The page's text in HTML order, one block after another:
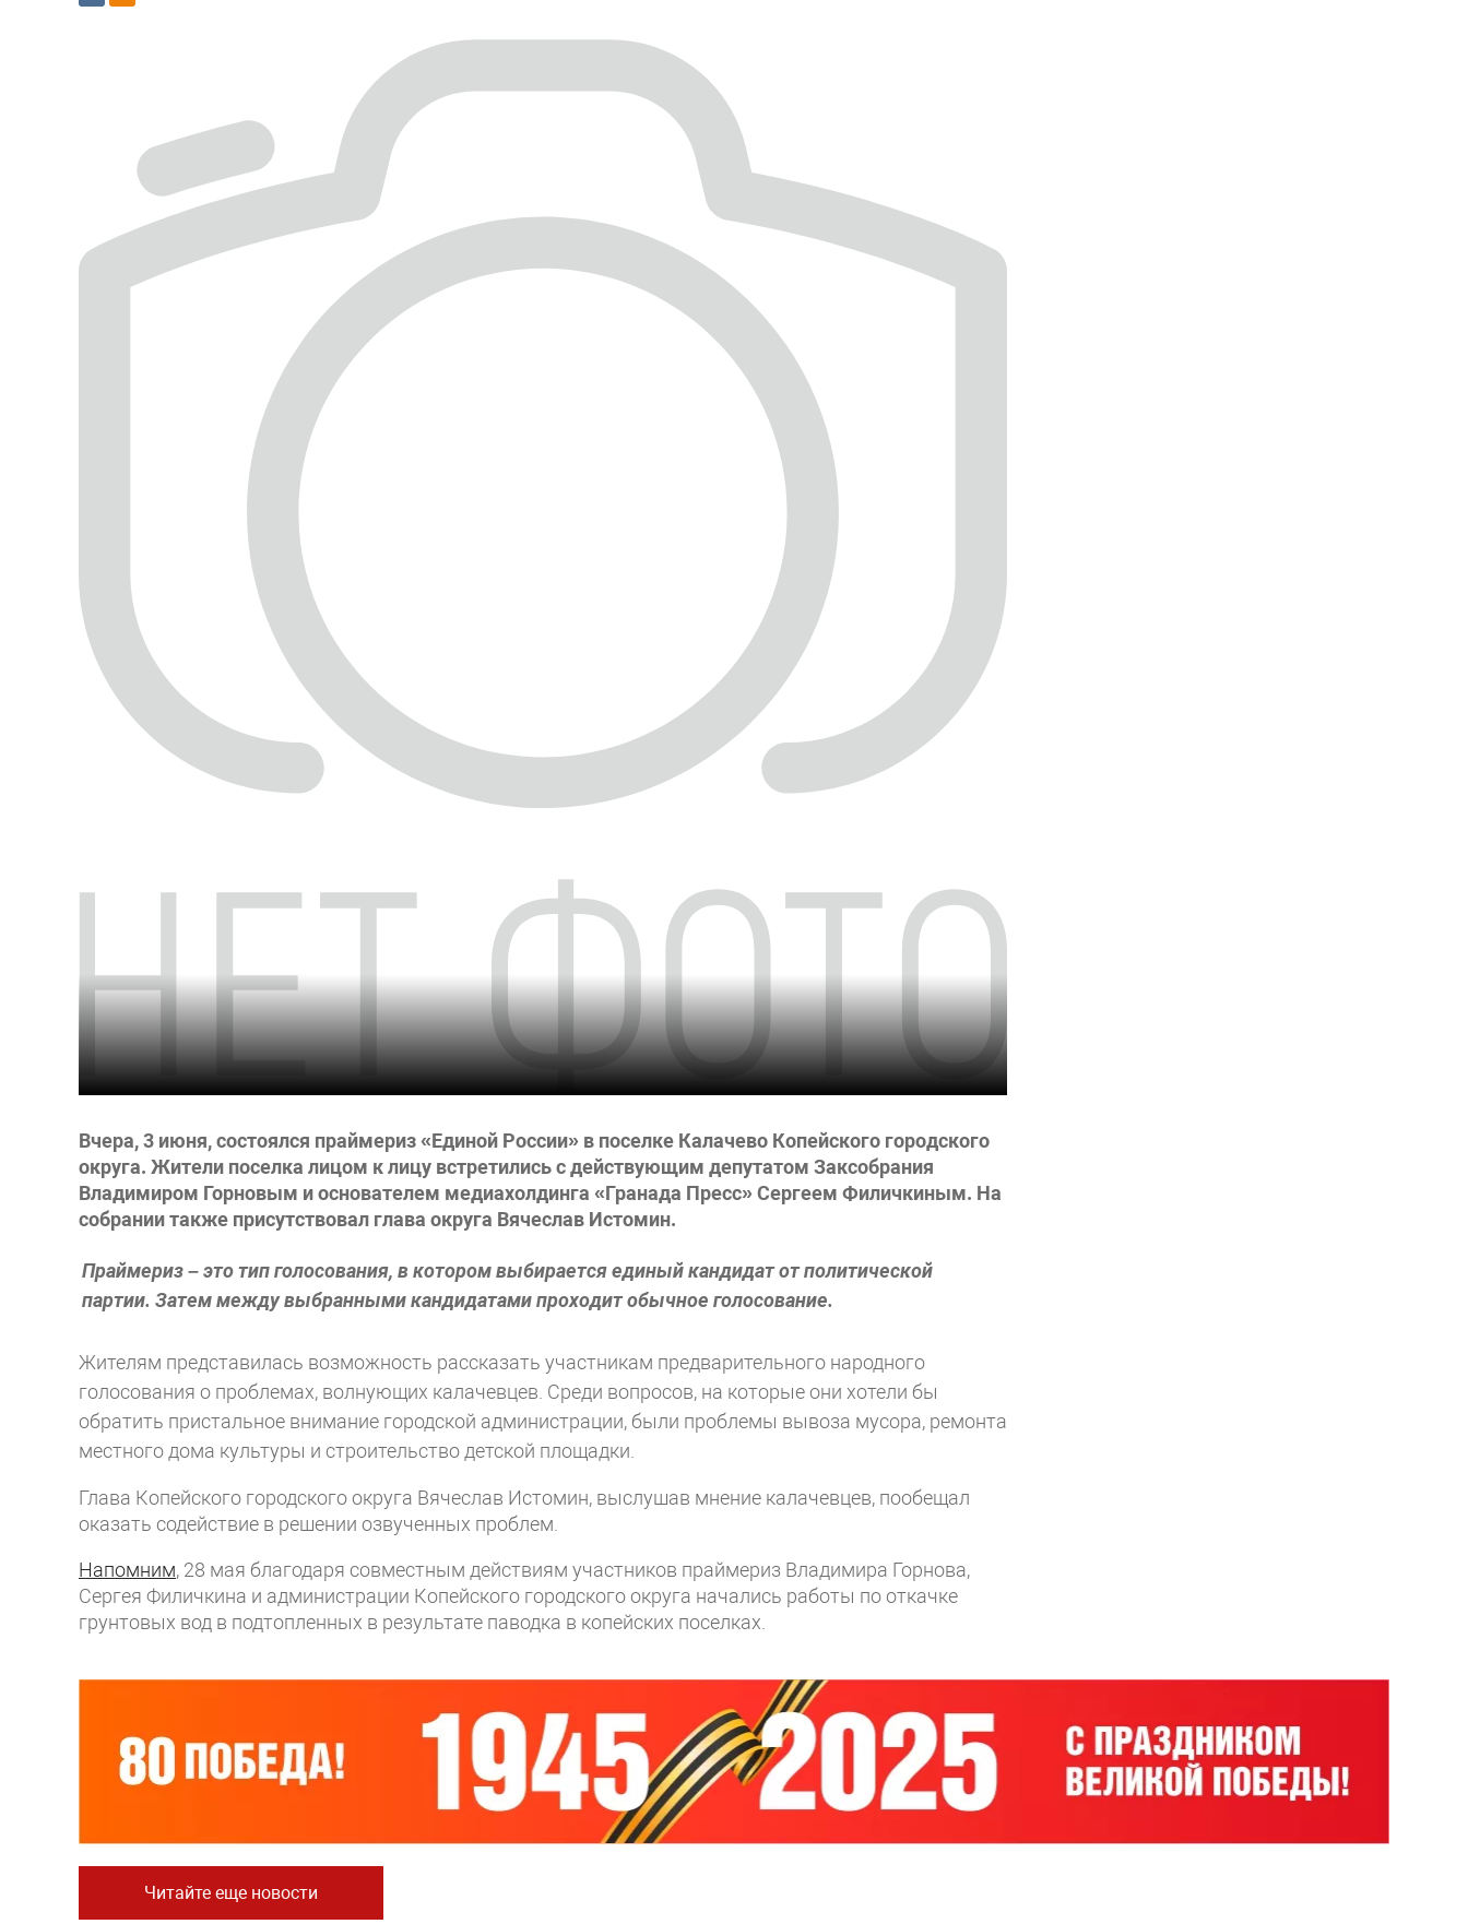
Вчера, 3 июня, состоялся праймериз «Единой России» в поселке Калачево Копейского городского
округа. Жители поселка лицом к лицу встретились с действующим депутатом Заксобрания
Владимиром Горновым и основателем медиахолдинга «Гранада Пресс» Сергеем Филичкиным. На
собрании также присутствовал глава округа Вячеслав Истомин.
Праймериз – это тип голосования, в котором выбирается единый кандидат от политической
партии. Затем между выбранными кандидатами проходит обычное голосование.
Жителям представилась возможность рассказать участникам предварительного народного
голосования о проблемах, волнующих калачевцев. Среди вопросов, на которые они хотели бы
обратить пристальное внимание городской администрации, были проблемы вывоза мусора, ремонта
местного дома культуры и строительство детской площадки.
Глава Копейского городского округа Вячеслав Истомин, выслушав мнение калачевцев, пообещал
оказать содействие в решении озвученных проблем.
Напомним, 28 мая благодаря совместным действиям участников праймериз Владимира Горнова,
Сергея Филичкина и администрации Копейского городского округа начались работы пооткачке
грунтовых вод в подтопленных в результате паводка в копейских поселках.
Читайте еще новости